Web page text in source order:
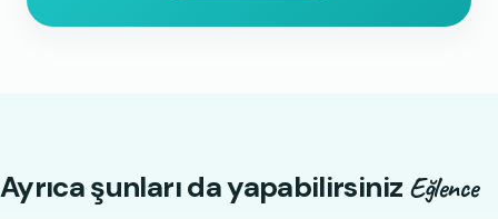
Ayrıca şunları da yapabilirsiniz Eğlence